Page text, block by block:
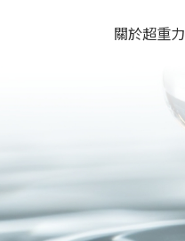
關於超重力